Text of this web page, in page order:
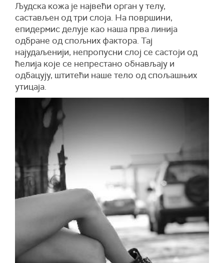
Људска кожа је највећи орган у телу,
састављен од три слоја. На површини,
епидермис делује као наша прва линија
одбране од спољних фактора. Тај
најудаљенији, непропусни слој се састоји од
ћелија које се непрестано обнављају и
одбацују, штитећи наше тело од спољашњих
утицаја.